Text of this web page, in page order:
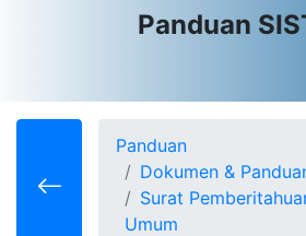
Panduan
Panduan
Dokumen &
Surat
Umum